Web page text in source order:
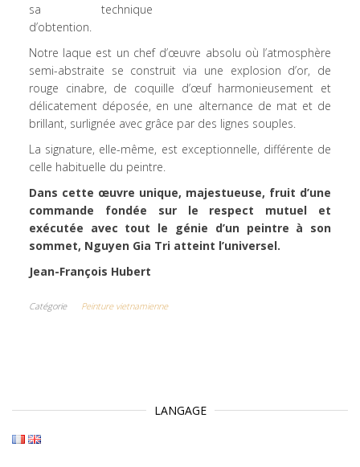
sa technique
d’obtention.
Notre laque est un chef d’œuvre absolu où l’atmosphère
semi-abstraite se construit via une explosion d’or, de
rouge cinabre, de coquille d’œuf harmonieusement et
délicatement déposée, en une alternance de mat et de
brillant, surlignée avec grâce par des lignes souples.
La signature, elle-même, est exceptionnelle, différente de
celle habituelle du peintre.
Dans cette œuvre unique, majestueuse, fruit d’une
commande fondée sur le respect mutuel et
exécutée avec tout le génie d’un peintre à son
sommet, Nguyen Gia Tri atteint l’universel.
Jean-François Hubert
Catégorie Peinture vietnamienne
LANGAGE